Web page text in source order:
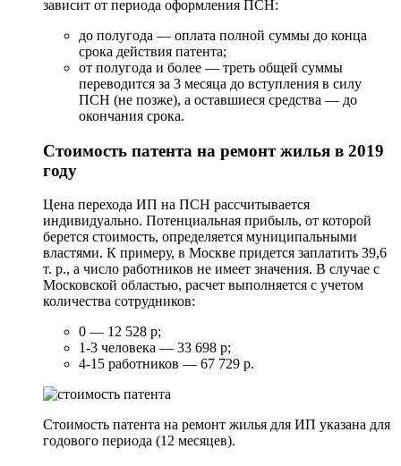
зависит от периода оформления ПСН:
до полугода — оплата полной суммы до конца
срока действия патента;
от полугода и более — треть общей суммы
переводится за 3 месяца до вступления в силу
ПСН (не позже), а оставшиеся средства — до
окончания срока.
Стоимость патента на ремонт жилья в 2019
году
Цена перехода ИП на ПСН рассчитывается
индивидуально. Потенциальная прибыль, от которой
берется стоимость, определяется муниципальными
властями. К примеру, в Москве придется заплатить 39,6
т. р., а число работников не имеет значения. В случае с
Московской областью, расчет выполняется с учетом
количества сотрудников:
0 — 12 528 р;
1-3 человека — 33 698 р;
4-15 работников — 67 729 р.
Стоимость патента на ремонт жилья для ИП указана для
годового периода (12 месяцев).